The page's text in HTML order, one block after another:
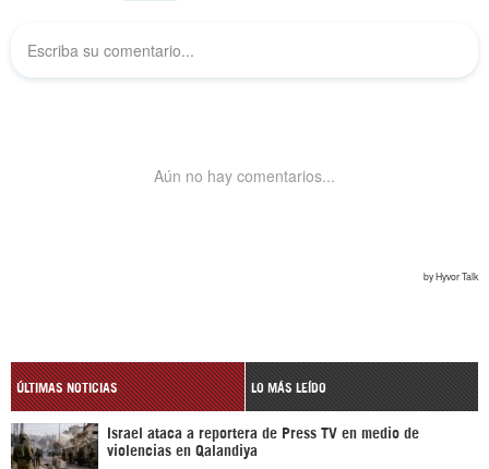
ÚLTIMAS NOTICIAS LO MÁS LEÍDO
Israel ataca a reportera de Press TV en medio de
violencias en Qalandiya